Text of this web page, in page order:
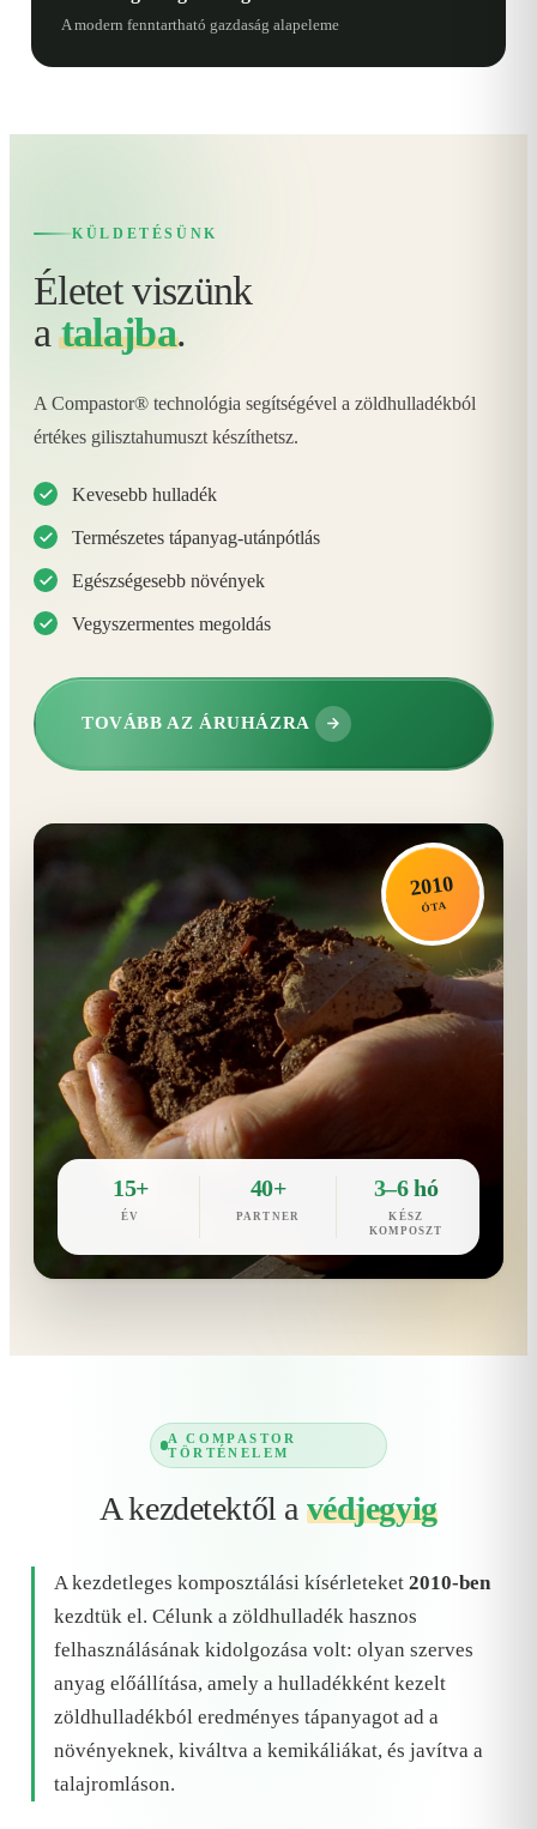
A modern fenntartható gazdaság alapeleme
KÜLDETÉSÜNK
Életet viszünk
atalajba.
A Compastor® technológia segítségével a zöldhulladékból
értékes gilisztahumuszt készíthetsz.
Kevesebb hulladék
Természetes tápanyag-utánpótlás
Egészségesebb növények
Vegyszermentes megoldás
TOVÁBB AZ ÁRUHÁZRA
2010
ÓTA
15+
ÉV
40+
PARTNER
3–6 hó
KÉSZ
KOMPOSZT
A COMPASTOR
TÖRTÉNELEM
A kezdetektől a védjegyig
A kezdetleges komposztálási kísérleteket 2010-ben
kezdtük el. Célunk a zöldhulladék hasznos
felhasználásának kidolgozása volt: olyan szerves
anyag előállítása, amely a hulladékként kezelt
zöldhulladékból eredményes tápanyagot ad a
növényeknek, kiváltva a kemikáliákat, és javítva a
talajromláson.